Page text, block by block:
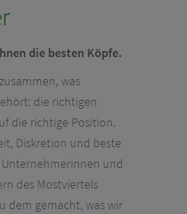
die besten Köpfe.
was
die richtigen
die richtige Position.
Diskretion und beste
und
des Mostviertels
dem gemacht, was wir